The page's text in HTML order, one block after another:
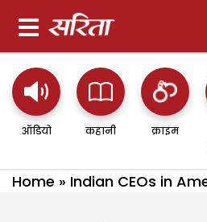
ऑडियो कहानी क्राइम
Home » Indian CEOs in